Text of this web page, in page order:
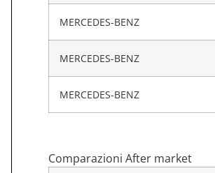
MERCEDES-BENZ
MERCEDES-BENZ
MERCEDES-BENZ
Comparazioni After market